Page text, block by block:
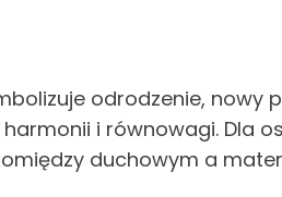
odrodzenie, nowy
i równowagi. Dla
duchowym a